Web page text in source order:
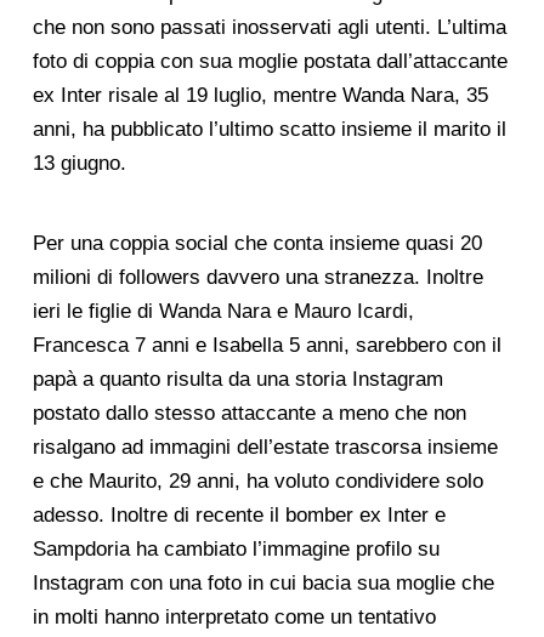
che non sono passati inosservati agli utenti. L’ultima
foto di coppia con sua moglie postata dall’attaccante
ex Inter risale al 19 luglio, mentre Wanda Nara, 35
anni, ha pubblicato l’ultimo scatto insieme il marito il
13 giugno.
Per una coppia social che conta insieme quasi 20
milioni di followers davvero una stranezza. Inoltre
ieri le figlie di Wanda Nara e Mauro Icardi,
Francesca 7 anni e Isabella 5 anni, sarebbero con il
papà a quanto risulta da una storia Instagram
postato dallo stesso attaccante a meno che non
risalgano ad immagini dell’estate trascorsa insieme
e che Maurito, 29 anni, ha voluto condividere solo
adesso. Inoltre di recente il bomber ex Inter e
Sampdoria ha cambiato l’immagine profilo su
Instagram con una foto in cui bacia sua moglie che
in molti hanno interpretato come un tentativo